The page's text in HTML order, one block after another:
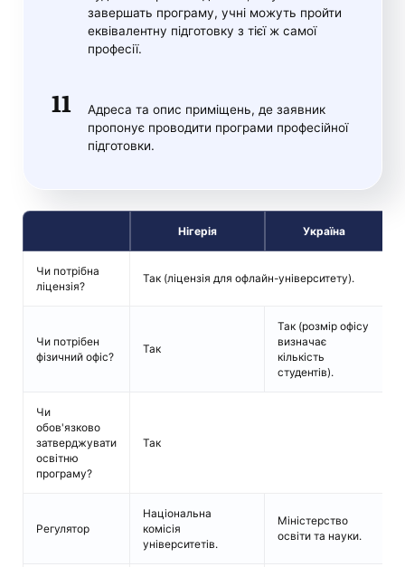
завершать програму, учні можуть пройти
еквівалентну підготовку з тієї ж самої
професії.
Адреса та опис приміщень, де заявник
пропонує проводити програми професійної
підготовки.
Нігерія Україна
Чи потрібна
ліцензія?
Так (ліцензія для офлайн-університету).
Чи потрібен
фізичний офіс?
Так
Так (розмір офісу
визначає
кількість
студентів).
Чи
обов'язково
затверджувати
освітню
програму?
Так
Регулятор
Національна
комісія
університетів.
Міністерство
освіти та науки.